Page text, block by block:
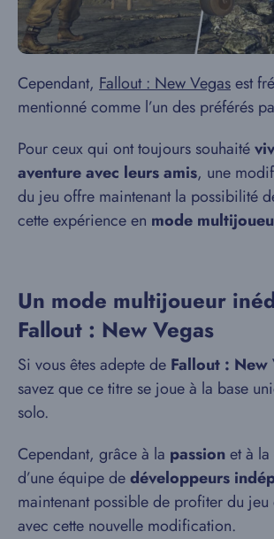
Cependant, Fallout : New Vegasest
mentionné comme l’un des préférés
Pour ceux qui ont toujours souhaité
aventure avec leurs amis, une
du jeu offre maintenant la possibilité
cette expérience en mode
Un mode multijoueur
Fallout : New Vegas
Si vous êtes adepte de Fallout : New
savez que ce titre se joue à la base
solo.
Cependant, grâce à la passionet à la
d’une équipe dedéveloppeurs
maintenant possible de profiter du
avec cette nouvelle modification.